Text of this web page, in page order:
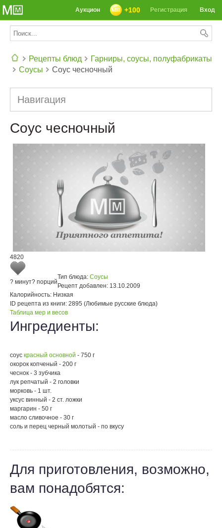
Вход
Регистрация
+100
Аукцион
Рецепты блюд
Гарниры, соусы, полуфабрикаты
Соусы
Соус чесночный
Навигация
Соус чесночный
4820
? минут? порций
Тип блюда: Соусы
Рецепт добавлен: 13.10.2009
Калорийность: Низкая
ID рецепта из книги: 2895 (Любимые русские блюда)
Таблица мер и весов
Ингредиенты:
соус красный основной - 750 г
окорок копченый - 200 г
чеснок - 3 зубчика
лук репчатый - 2 головки
морковь - 1 шт.
уксус винный - 2 ст. ложки
маргарин - 50 г
масло сливочное - 30 г
соль и перец черный молотый - по вкусу
Для приготовления, возможно,
вам понадобятся: